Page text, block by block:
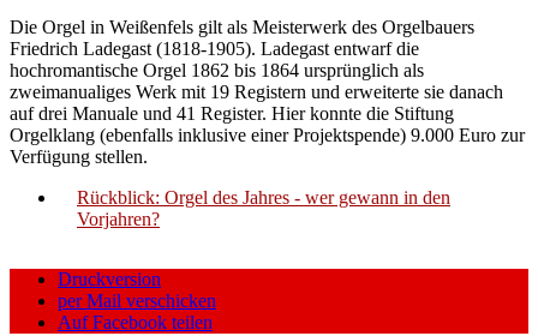
Die Orgel in Weißenfels gilt als Meisterwerk des Orgelbauers
Friedrich Ladegast (1818-1905). Ladegast entwarf die
hochromantische Orgel 1862 bis 1864 ursprünglich als
zweimanualiges Werk mit 19 Registern und erweiterte sie danach
auf drei Manuale und 41 Register. Hier konnte die Stiftung
Orgelklang (ebenfalls inklusive einer Projektspende) 9.000 Euro zur
Verfügung stellen.
Rückblick: Orgel des Jahres - wer gewann in den
Vorjahren?
Druckversion
per Mail verschicken
Auf Facebook teilen